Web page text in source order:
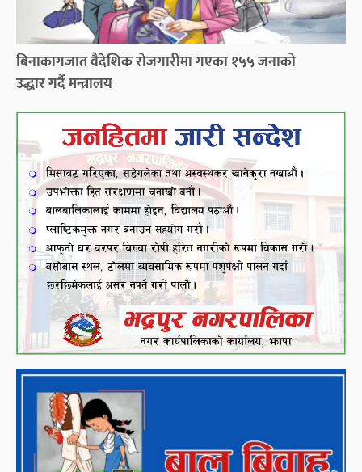
बिनाकागजात वैदेशिक रोजगारीमा गएका १५५ जनाको
उद्धार गर्दै मन्त्रालय